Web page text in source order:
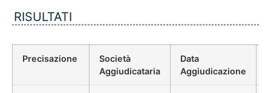
RISULTATI
Precisazione
Società
Aggiudicataria
Data
Aggiudicazione